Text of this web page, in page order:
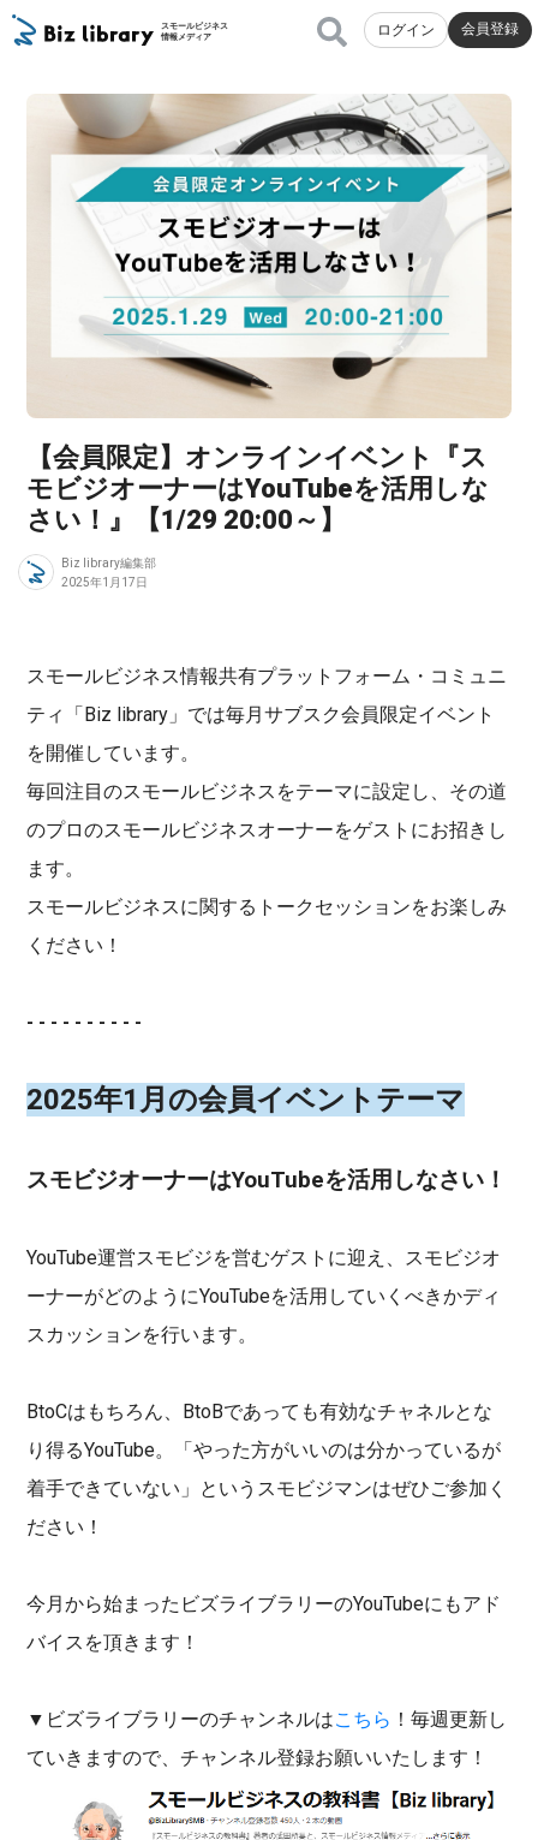
スモールビジネス
情報メディア
ログイン 会員登録
【会員限定】オンラインイベント『ス
モビジオーナーはYouTubeを活用しな
さい！』【1/29 20:00～】
Biz library編集部
2025年1月17日
スモールビジネス情報共有プラットフォーム・コミュニ
ティ「Biz library」では毎月サブスク会員限定イベント
を開催しています。
毎回注目のスモールビジネスをテーマに設定し、その道
のプロのスモールビジネスオーナーをゲストにお招きし
ます。
スモールビジネスに関するトークセッションをお楽しみ
ください！
- - - - - - - - - -
2025年1月の会員イベントテーマ
スモビジオーナーはYouTubeを活用しなさい！
YouTube運営スモビジを営むゲストに迎え、スモビジオ
ーナーがどのようにYouTubeを活用していくべきかディ
スカッションを行います。
BtoCはもちろん、BtoBであっても有効なチャネルとな
り得るYouTube。「やった方がいいのは分かっているが
着手できていない」というスモビジマンはぜひご参加く
ださい！
今月から始まったビズライブラリーのYouTubeにもアド
バイスを頂きます！
▼ビズライブラリーのチャンネルはこちら ！毎週更新し
ていきますので、チャンネル登録お願いいたします！